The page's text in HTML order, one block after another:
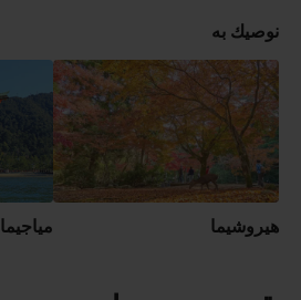
نوصيك به
هيروشيما مياجيما